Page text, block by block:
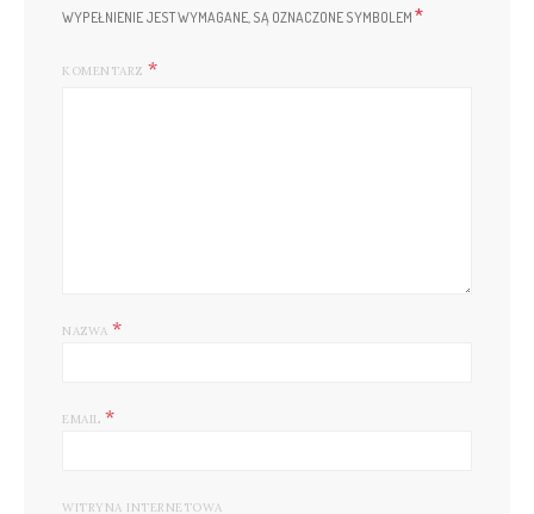
WYPEŁNIENIE JEST WYMAGANE, SĄ OZNACZONE SYMBOLEM *
KOMENTARZ
NAZWA *
EMAIL *
WITRYNA INTERNETOWA